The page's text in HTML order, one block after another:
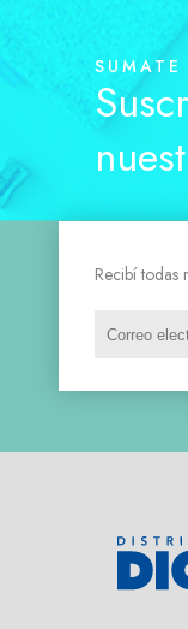
Recibí todas